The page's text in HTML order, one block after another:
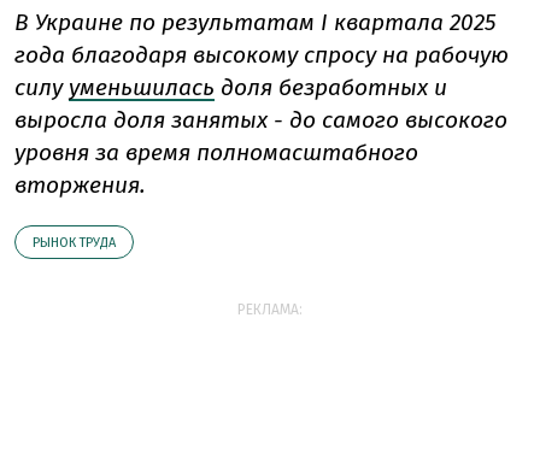
В Украине по результатам I квартала 2025
года благодаря высокому спросу на рабочую
силу уменьшилась доля безработных и
выросла доля занятых - до самого высокого
уровня за время полномасштабного
вторжения.
РЫНОК ТРУДА
РЕКЛАМА: